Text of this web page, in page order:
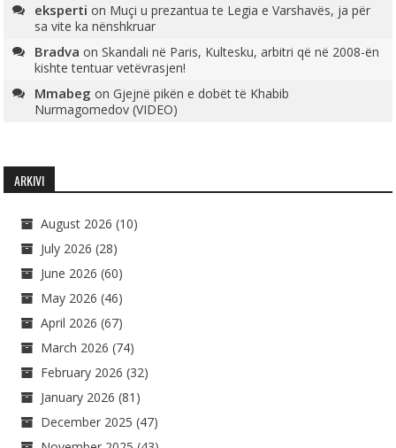
eksperti on Muçi u prezantua te Legia e Varshavës, ja për
sa vite ka nënshkruar
Bradva onSkandali në Paris, Kultesku, arbitri që në 2008-ën
kishte tentuar vetëvrasjen!
Mmabeg onGjejnë pikën e dobët të Khabib
Nurmagomedov (VIDEO)
ARKIVI
August 2026 (10)
July 2026 (28)
June 2026 (60)
May 2026 (46)
April 2026 (67)
March 2026 (74)
February 2026 (32)
January 2026 (81)
December 2025 (47)